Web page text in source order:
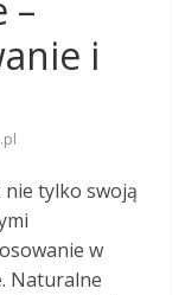
–
i
nie tylko swoją
w
Naturalne